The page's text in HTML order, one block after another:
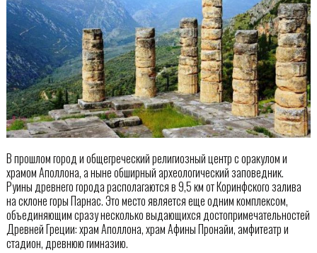
В прошлом город и общегреческий религиозный центр с оракулом и
храмом Аполлона, а ныне обширный археологический заповедник.
Руины древнего города располагаются в 9,5 км от Коринфского залива
на склоне горы Парнас. Это место является еще одним комплексом,
объединяющим сразу несколько выдающихся достопримечательностей
Древней Греции: храм Аполлона, храм Афины Пронайи, амфитеатр и
стадион, древнюю гимназию.